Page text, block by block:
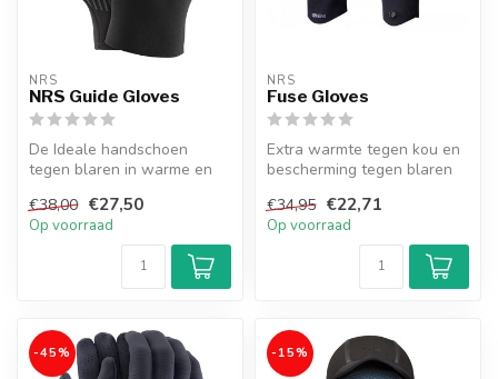
NRS
NRS Guide Gloves
De Ideale handschoen
tegen blaren in warme en
€38,00 €27,50
Op voorraad
NRS
Fuse Gloves
Extra warmte tegen kou en
bescherming tegen blaren
handschoene...
€34,95 €22,71
Op voorraad
-45% -15%